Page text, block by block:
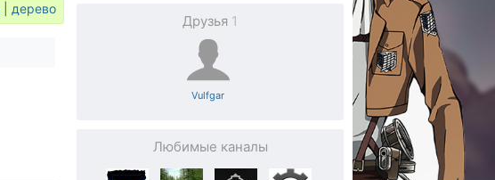
дерево
Друзья 1
Vulfgar
Любимые каналы